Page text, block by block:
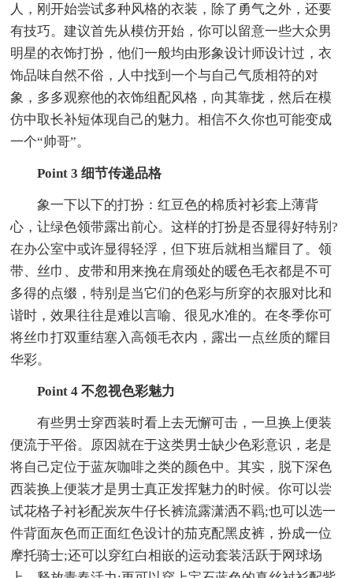
人，刚开始尝试多种风格的衣装，除了勇气之外，还要
有技巧。建议首先从模仿开始，你可以留意一些大众男
明星的衣饰打扮，他们一般均由形象设计师设计过，衣
饰品味自然不俗，人中找到一个与自己气质相符的对
象，多多观察他的衣饰组配风格，向其靠拢，然后在模
仿中取长补短体现自己的魅力。相信不久你也可能变成
一个“帅哥”。
Point 3 细节传递品格
象一下以下的打扮：红豆色的棉质衬衫套上薄背
心，让绿色领带露出前心。这样的打扮是否显得好特别?
在办公室中或许显得轻浮，但下班后就相当耀目了。领
带、丝巾、皮带和用来挽在肩颈处的暖色毛衣都是不可
多得的点缀，特别是当它们的色彩与所穿的衣服对比和
谐时，效果往往是难以言喻、很见水准的。在冬季你可
将丝巾打双重结塞入高领毛衣内，露出一点丝质的耀目
华彩。
Point 4 不忽视色彩魅力
有些男士穿西装时看上去无懈可击，一旦换上便装
便流于平俗。原因就在于这类男士缺少色彩意识，老是
将自己定位于蓝灰咖啡之类的颜色中。其实，脱下深色
西装换上便装才是男士真正发挥魅力的时候。你可以尝
试花格子衬衫配炭灰牛仔长裤流露潇洒不羁;也可以选一
件背面灰色而正面红色设计的茄克配黑皮裤，扮成一位
摩托骑士;还可以穿红白相嵌的运动套装活跃于网球场